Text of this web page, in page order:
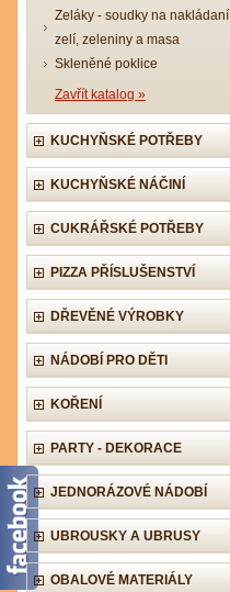
Zeláky - soudky na nakládaní
zelí, zeleniny a masa
Skleněné poklice
Zavřít katalog »
KUCHYŇSKÉ POTŘEBY
KUCHYŇSKÉ NÁČINÍ
CUKRÁŘSKÉ POTŘEBY
PIZZA PŘÍSLUŠENSTVÍ
DŘEVĚNÉ VÝROBKY
NÁDOBÍ PRO DĚTI
KOŘENÍ
PARTY - DEKORACE
JEDNORÁZOVÉ NÁDOBÍ
UBROUSKY A UBRUSY
OBALOVÉ MATERIÁLY